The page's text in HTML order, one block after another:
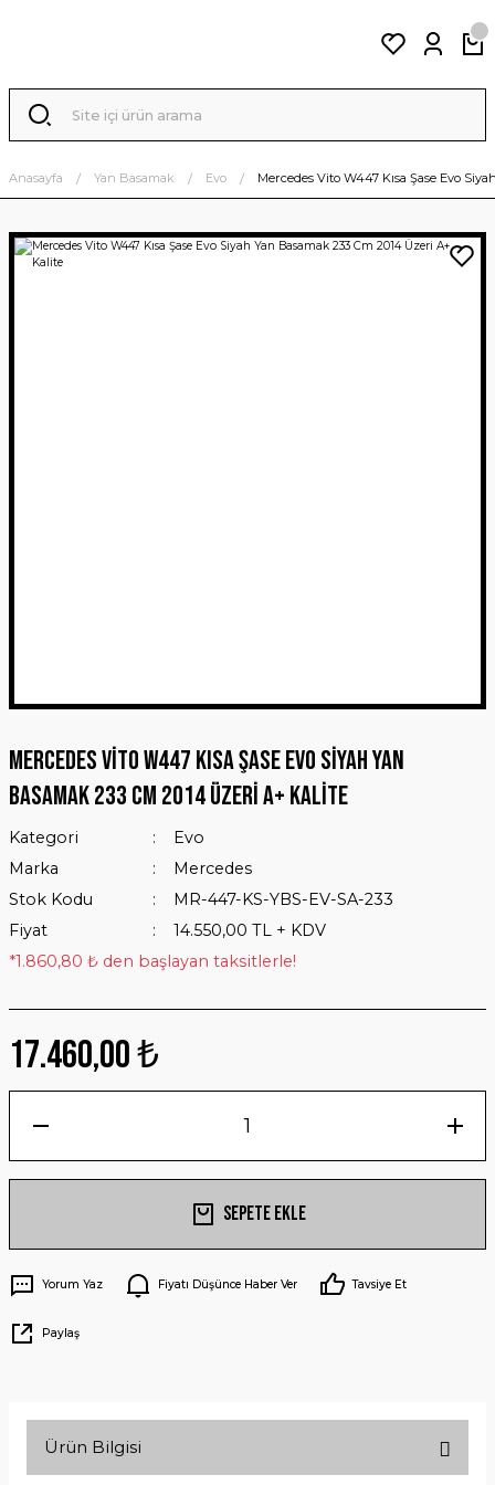
Anasayfa Yan Basamak Evo Mercedes Vito W447 Kısa Şase Evo
Mercedes Vito W447 Kısa Şase Evo Siyah Yan
Basamak 233 Cm 2014 Üzeri A+ Kalite
Kategori
Evo
Marka
Mercedes
Stok Kodu
MR-447-KS-YBS-EV-SA-233
Fiyat
14.550,00 TL + KDV
*1.860,80 ₺ den başlayan taksitlerle!
17.460,00 ₺
Sepete Ekle
Yorum Yaz Fiyatı Düşünce Haber Ver Tavsiye Et
Paylaş
Ürün Bilgisi